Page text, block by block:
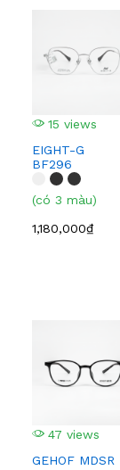
15 views
EIGHT-G
BF296
(có 3 màu)
1,180,000₫
47 views
GEHOF MDSR